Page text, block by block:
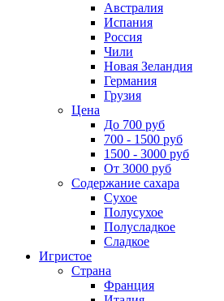
Австралия
Испания
Россия
Чили
Новая Зеландия
Германия
Грузия
Цена
До 700 руб
700 - 1500 руб
1500 - 3000 руб
От 3000 руб
Содержание сахара
Сухое
Полусухое
Полусладкое
Сладкое
Игристое
Страна
Франция